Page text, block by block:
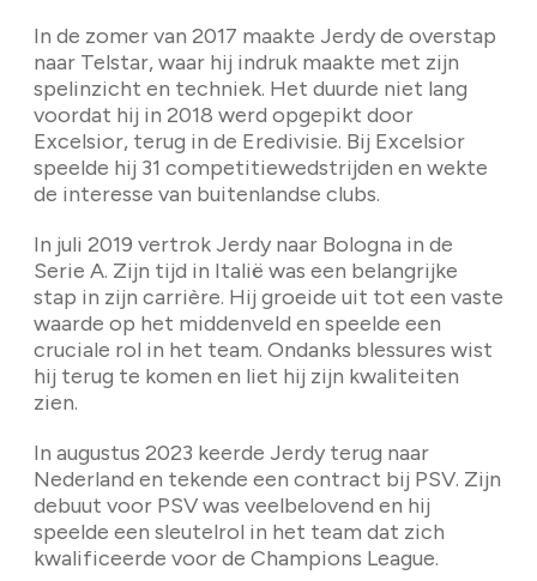
In de zomer van 2017 maakte Jerdy de overstap
naar Telstar, waar hij indruk maakte met zijn
spelinzicht en techniek. Het duurde niet lang
voordat hij in 2018 werd opgepikt door
Excelsior, terug in de Eredivisie. Bij Excelsior
speelde hij 31 competitiewedstrijden en wekte
de interesse van buitenlandse clubs.
In juli 2019 vertrok Jerdy naar Bologna in de
Serie A. Zijn tijd in Italië was een belangrijke
stap in zijn carrière. Hij groeide uit tot een vaste
waarde op het middenveld en speelde een
cruciale rol in het team. Ondanks blessures wist
hij terug te komen en liet hij zijn kwaliteiten
zien.
In augustus 2023 keerde Jerdy terug naar
Nederland en tekende een contract bij PSV. Zijn
debuut voor PSV was veelbelovend en hij
speelde een sleutelrol in het team dat zich
kwalificeerde voor de Champions League.